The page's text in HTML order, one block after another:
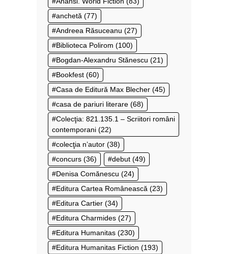
anchetă (77)
Andreea Răsuceanu (27)
Biblioteca Polirom (100)
Bogdan-Alexandru Stănescu (21)
Bookfest (60)
Casa de Editură Max Blecher (45)
casa de pariuri literare (68)
Colecţia: 821.135.1 – Scriitori români
contemporani (22)
colecţia n’autor (38)
concurs (36) debut (49)
Denisa Comănescu (24)
Editura Cartea Românească (23)
Editura Cartier (34)
Editura Charmides (27)
Editura Humanitas (230)
Editura Humanitas Fiction (193)